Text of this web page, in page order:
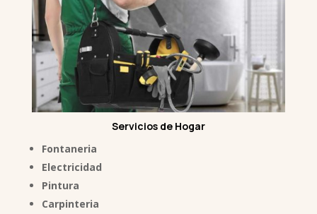
Servicios de Hogar
Fontaneria
Electricidad
Pintura
Carpinteria